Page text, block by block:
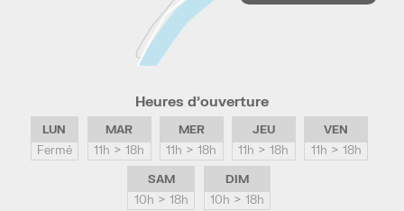
Heures d’ouverture
LUN
Fermé
MAR
11h > 18h
MER
11h > 18h
JEU
11h > 18h
VEN
11h > 18h
SAM
10h > 18h
DIM
10h > 18h